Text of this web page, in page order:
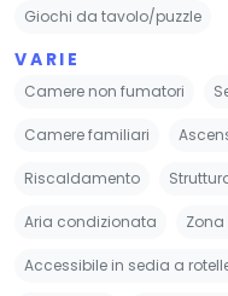
Giochi da tavolo/puzzle
VARIE
Camere non fumatori
Camere familiari
Riscaldamento
Aria condizionata
Accessibile in sedia a